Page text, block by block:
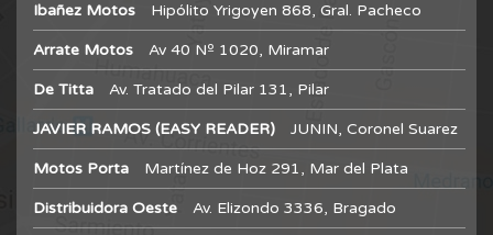
Ibañez Motos Hipólito Yrigoyen 868, Gral. Pacheco
Arrate Motos Av 40 Nº 1020, Miramar
De Titta Av. Tratado del Pilar 131, Pilar
JAVIER RAMOS (EASY READER) JUNIN, Coronel Suarez
Motos Porta Martínez de Hoz 291, Mar del Plata
Distribuidora Oeste Av. Elizondo 3336, Bragado